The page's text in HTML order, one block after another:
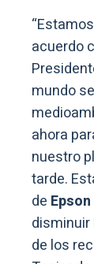
acuerdo
mundo
ahora
nuestro
tarde.
de
de los